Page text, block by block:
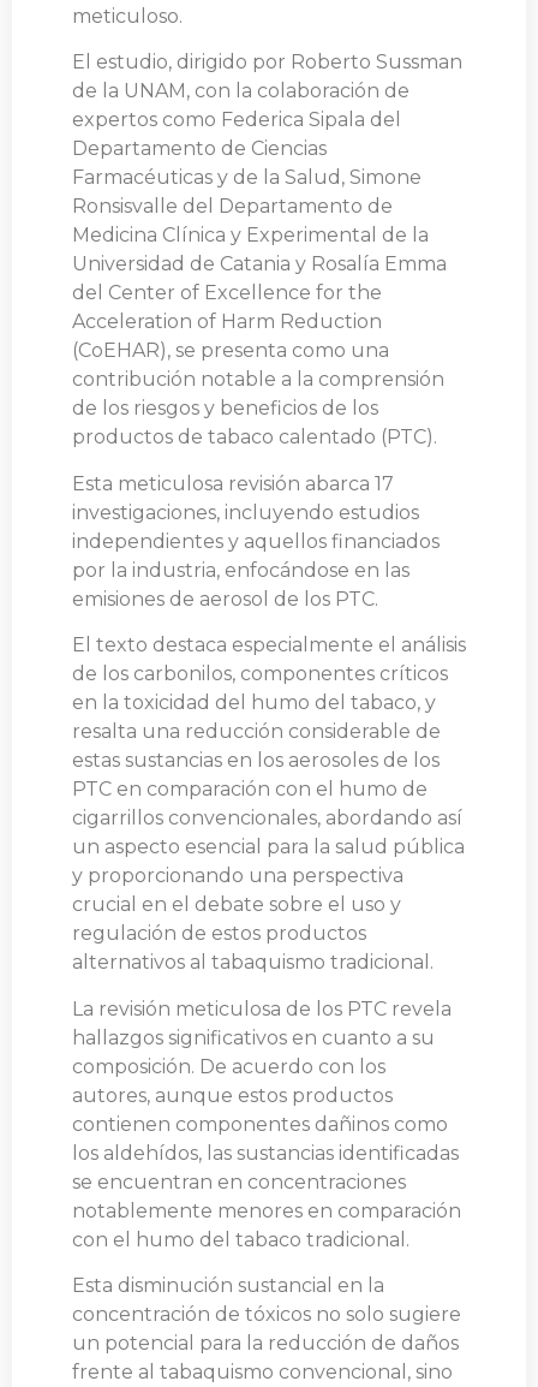
meticuloso.
El estudio, dirigido por Roberto Sussman
de la UNAM, con la colaboración de
expertos como Federica Sipala del
Departamento de Ciencias
Farmacéuticas y de la Salud, Simone
Ronsisvalle del Departamento de
Medicina Clínica y Experimental de la
Universidad de Catania y Rosalía Emma
del Center of Excellence for the
Acceleration of Harm Reduction
(CoEHAR), se presenta como una
contribución notable a la comprensión
de los riesgos y beneficios de los
productos de tabaco calentado (PTC).
Esta meticulosa revisión abarca 17
investigaciones, incluyendo estudios
independientes y aquellos financiados
por la industria, enfocándose en las
emisiones de aerosol de los PTC.
El texto destaca especialmente el análisis
de los carbonilos, componentes críticos
en la toxicidad del humo del tabaco, y
resalta una reducción considerable de
estas sustancias en los aerosoles de los
PTC en comparación con el humo de
cigarrillos convencionales, abordando así
un aspecto esencial para la salud pública
y proporcionando una perspectiva
crucial en el debate sobre el uso y
regulación de estos productos
alternativos al tabaquismo tradicional.
La revisión meticulosa de los PTC revela
hallazgos significativos en cuanto a su
composición. De acuerdo con los
autores, aunque estos productos
contienen componentes dañinos como
los aldehídos, las sustancias identificadas
se encuentran en concentraciones
notablemente menores en comparación
con el humo del tabaco tradicional.
Esta disminución sustancial en la
concentración de tóxicos no solo sugiere
un potencial para la reducción de daños
frente al tabaquismo convencional, sino